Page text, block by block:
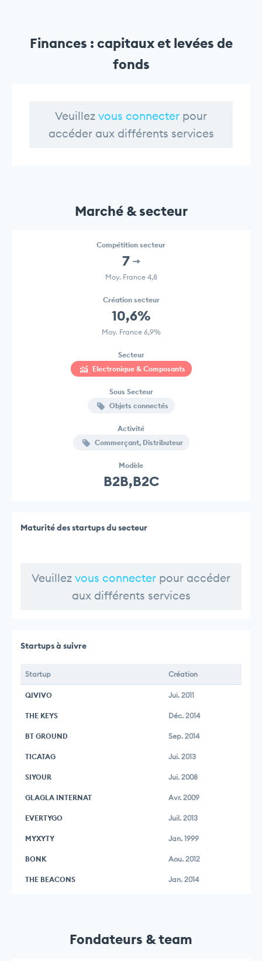
Finances : capitaux et levées de
fonds
Veuillez vous connecter pour
accéder aux différents services
Marché & secteur
Compétition secteur
7
Moy. France 4,8
Création secteur
10,6%
Moy. France 6,9%
Secteur
Electronique & Composants
Sous Secteur
Objets connectés
Activité
Commerçant, Distributeur
Modèle
B2B,B2C
Maturité des startups du secteur
Veuillez vous connecter pour accéder
aux différents services
Startups à suivre
Startup Création
QIVIVO Jui. 2011
THE KEYS Déc. 2014
BT GROUND Sep. 2014
TICATAG Jui. 2013
SIYOUR Jui. 2008
GLAGLA INTERNAT Avr. 2009
EVERTYGO Juil. 2013
MYXYTY Jan. 1999
BONK Aou. 2012
THE BEACONS Jan. 2014
Fondateurs & team